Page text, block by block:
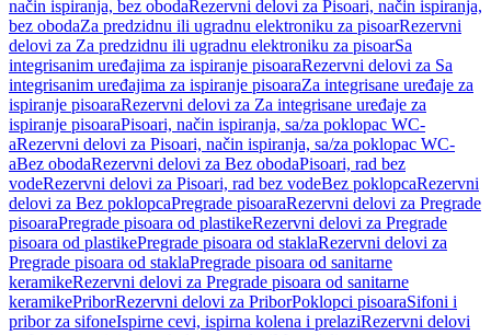
način ispiranja, bez obodaRezervni delovi za Pisoari, način ispiranja,
bez obodaZa predzidnu ili ugradnu elektroniku za pisoarRezervni
delovi za Za predzidnu ili ugradnu elektroniku za pisoarSa
integrisanim uređajima za ispiranje pisoaraRezervni delovi za Sa
integrisanim uređajima za ispiranje pisoaraZa integrisane uređaje za
ispiranje pisoaraRezervni delovi za Za integrisane uređaje za
ispiranje pisoaraPisoari, način ispiranja, sa/za poklopac WC-
aRezervni delovi za Pisoari, način ispiranja, sa/za poklopac WC-
aBez obodaRezervni delovi za Bez obodaPisoari, rad bez
vodeRezervni delovi za Pisoari, rad bez vodeBez poklopcaRezervni
delovi za Bez poklopcaPregrade pisoaraRezervni delovi za Pregrade
pisoaraPregrade pisoara od plastikeRezervni delovi za Pregrade
pisoara od plastikePregrade pisoara od staklaRezervni delovi za
Pregrade pisoara od staklaPregrade pisoara od sanitarne
keramikeRezervni delovi za Pregrade pisoara od sanitarne
keramikePriborRezervni delovi za PriborPoklopci pisoaraSifoni i
pribor za sifoneIspirne cevi, ispirna kolena i prelaziRezervni delovi